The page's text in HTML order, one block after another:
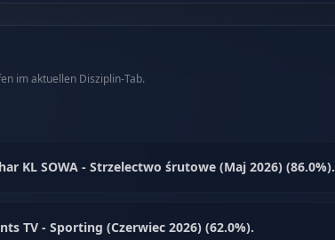
im aktuellen Disziplin-Tab.
KL SOWA - Strzelectwo śrutowe (Maj 2026) (86.0%).
TV - Sporting (Czerwiec 2026) (62.0%).